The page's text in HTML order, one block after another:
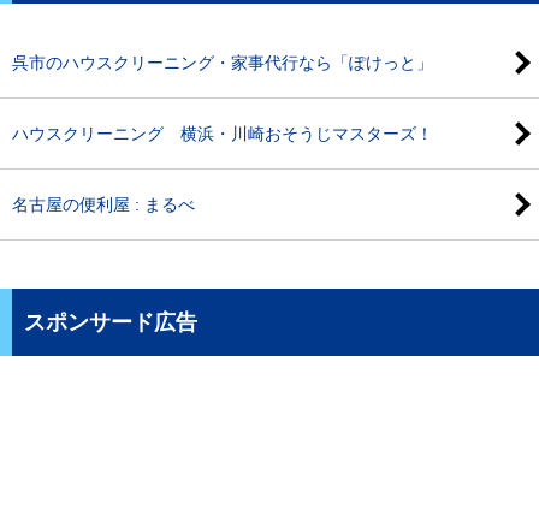
呉市のハウスクリーニング・家事代行なら「ぽけっと」
ハウスクリーニング 横浜・川崎おそうじマスターズ！
名古屋の便利屋 : まるべ
スポンサード広告